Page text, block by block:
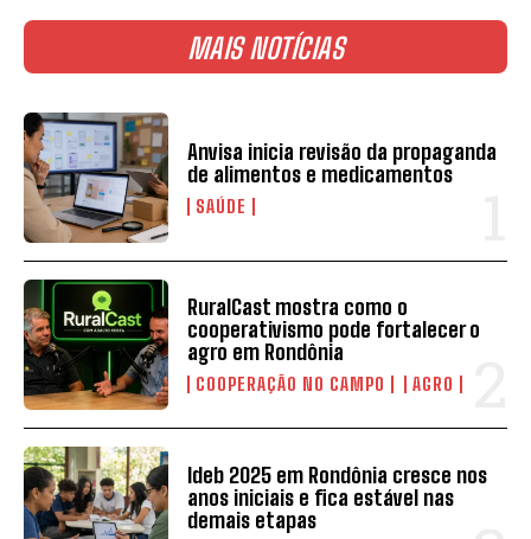
MAIS NOTÍCIAS
Anvisa inicia revisão da propaganda
de alimentos e medicamentos
SAÚDE
RuralCast mostra como o
cooperativismo pode fortalecer o
agro em Rondônia
COOPERAÇÃO NO CAMPO AGRO
Ideb 2025 em Rondônia cresce nos
anos iniciais e fica estável nas
demais etapas